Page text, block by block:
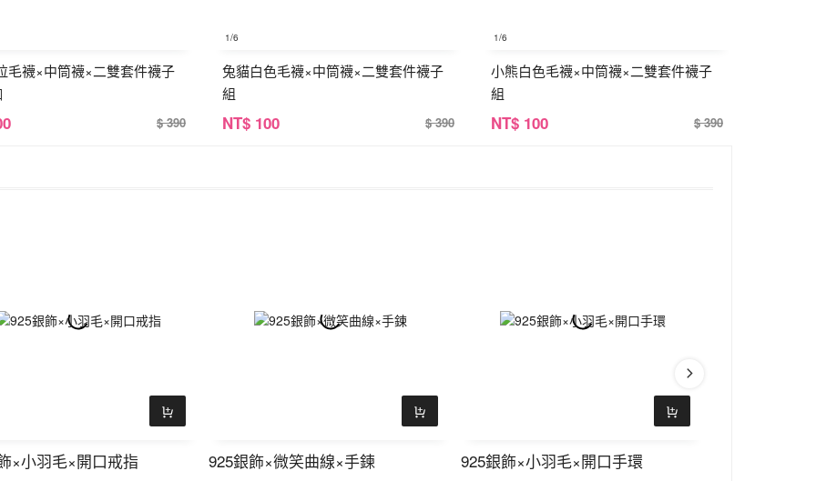
毛襪×中筒襪×二雙套件襪子
$ 390
1/6
兔貓白色毛襪×中筒襪×二雙套件襪子
組
NT$ 100 $ 390
1/6
小熊白色毛襪×中筒襪×二雙套件襪子
組
NT$ 100 $ 390
×小羽毛×開口戒指 925銀飾×微笑曲線×手鍊 925銀飾×小羽毛×開口手環